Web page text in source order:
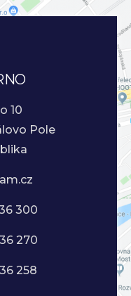
10
Pole
300
270
258